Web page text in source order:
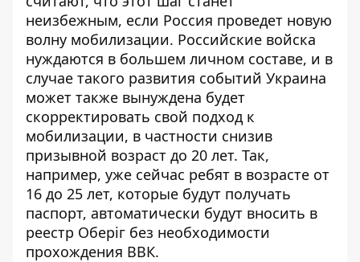
неизбежным, если Россия проведет новую
волну мобилизации. Российские войска
нуждаются в большем личном составе, и в
случае такого развития событий Украина
может также вынуждена будет
скорректировать свой подход к
мобилизации, в частности снизив
призывной возраст до 20 лет. Так,
например, уже сейчас ребят в возрасте от
16 до 25 лет, которые будут получать
паспорт, автоматически будут вносить в
реестр Оберіг без необходимости
прохождения ВВК.